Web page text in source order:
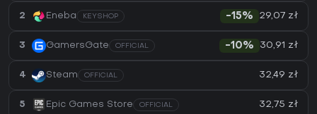
2 Eneba KEYSHOP -15% 29,07 zł
3 GamersGate OFFICIAL -10% 30,91 zł
4 Steam OFFICIAL 32,49 zł
5 Epic Games Store OFFICIAL 32,75 zł